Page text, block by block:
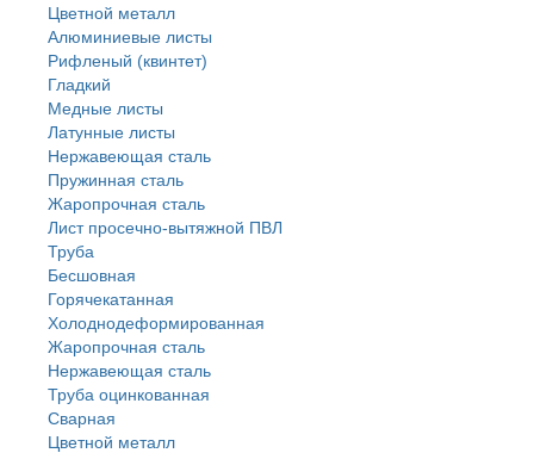
Цветной металл
Алюминиевые листы
Рифленый (квинтет)
Гладкий
Медные листы
Латунные листы
Нержавеющая сталь
Пружинная сталь
Жаропрочная сталь
Лист просечно-вытяжной ПВЛ
Труба
Бесшовная
Горячекатанная
Холоднодеформированная
Жаропрочная сталь
Нержавеющая сталь
Труба оцинкованная
Сварная
Цветной металл